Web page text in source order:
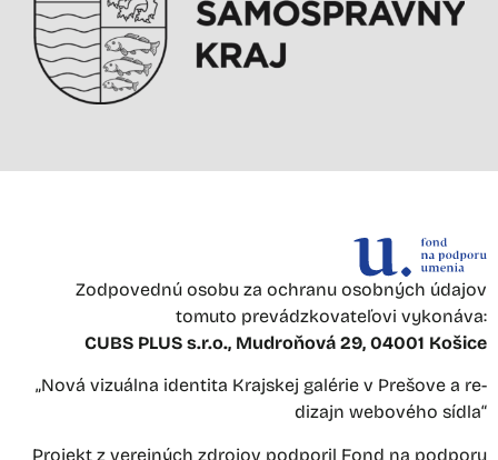
Zodpovednú osobu za ochranu osobných údajov
tomuto prevádzkovateľovi vykonáva:
CUBS PLUS s.r.o., Mudroňová 29, 04001 Košice
„Nová vizuálna identita Krajskej galérie v Prešove a re-
dizajn webového sídla“
Projekt z verejných zdrojov podporil Fond na podporu